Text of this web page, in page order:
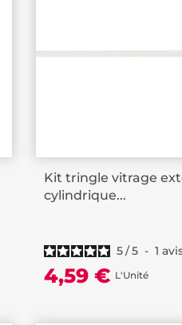
Kit tringle vitrage
cylindrique...
5/5 - 1
4,59 € L'Unité